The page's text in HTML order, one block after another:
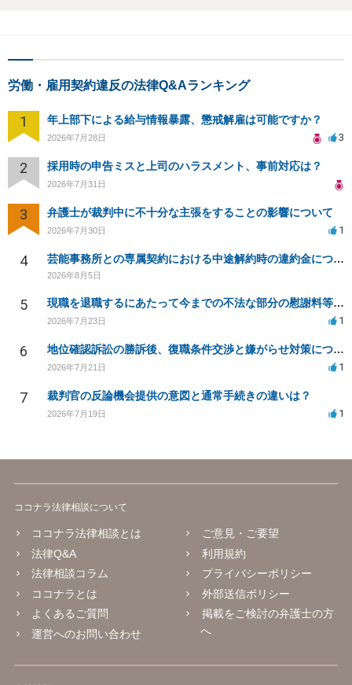
労働・雇用契約違反の法律Q&Aランキング
1 年上部下による給与情報暴露、懲戒解雇は可能ですか？
2026年7月28日 3
2 採用時の申告ミスと上司のハラスメント、事前対応は？
2026年7月31日
3 弁護士が裁判中に不十分な主張をすることの影響について
2026年7月30日 1
4 芸能事務所との専属契約における中途解約時の違約金について相談したいです
2026年8月5日
5 現職を退職するにあたって今までの不法な部分の慰謝料等は請求できるのか。
2026年7月23日 1
6 地位確認訴訟の勝訴後、復職条件交渉と嫌がらせ対策について
2026年7月21日 1
7 裁判官の反論機会提供の意図と通常手続きの違いは？
2026年7月19日 1
ココナラ法律相談について
ココナラ法律相談とは
法律Q&A
法律相談コラム
ココナラとは
よくあるご質問
運営へのお問い合わせ
ご意見・ご要望
利用規約
プライバシーポリシー
外部送信ポリシー
掲載をご検討の弁護士の方
へ